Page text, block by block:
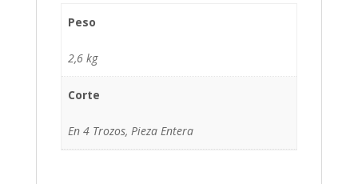
cantidad
Peso
2,6 kg
Corte
En 4 Trozos, Pieza Entera